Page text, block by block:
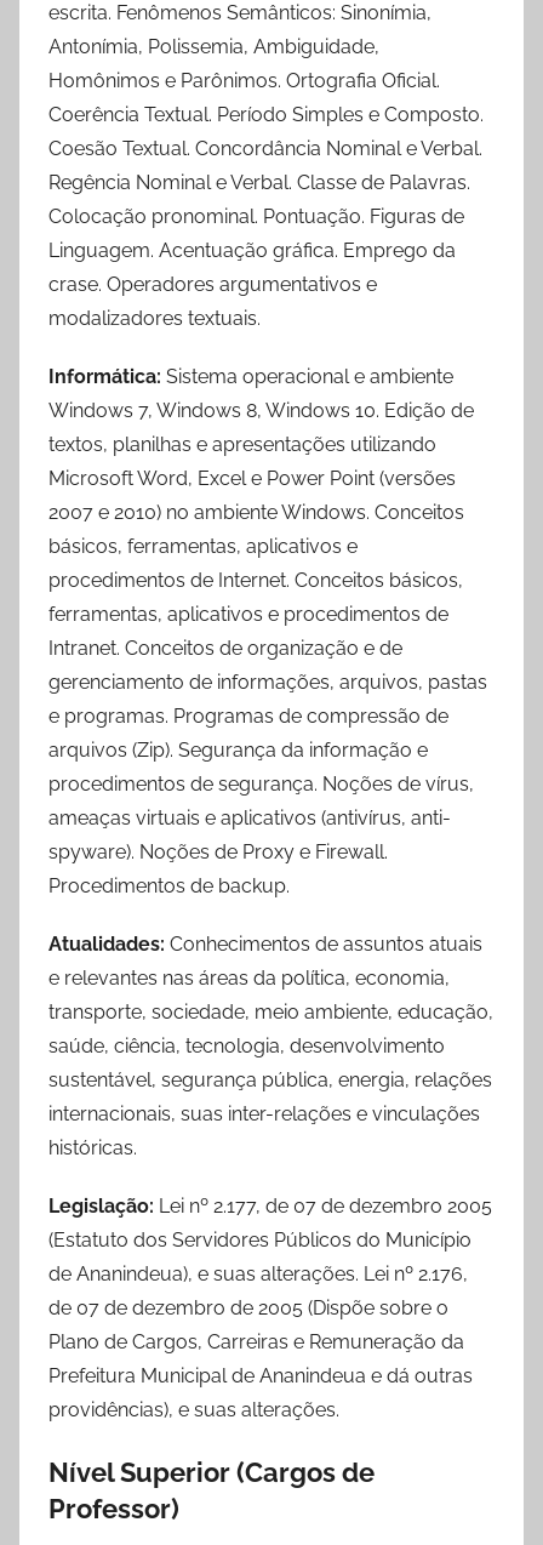
escrita. Fenômenos Semânticos: Sinonímia,
Antonímia, Polissemia, Ambiguidade,
Homônimos e Parônimos. Ortografia Oficial.
Coerência Textual. Período Simples e Composto.
Coesão Textual. Concordância Nominal e Verbal.
Regência Nominal e Verbal. Classe de Palavras.
Colocação pronominal. Pontuação. Figuras de
Linguagem. Acentuação gráfica. Emprego da
crase. Operadores argumentativos e
modalizadores textuais.
Informática: Sistema operacional e ambiente
Windows 7, Windows 8, Windows 10. Edição de
textos, planilhas e apresentações utilizando
Microsoft Word, Excel e Power Point (versões
2007 e 2010) no ambiente Windows. Conceitos
básicos, ferramentas, aplicativos e
procedimentos de Internet. Conceitos básicos,
ferramentas, aplicativos e procedimentos de
Intranet. Conceitos de organização e de
gerenciamento de informações, arquivos, pastas
e programas. Programas de compressão de
arquivos (Zip). Segurança da informação e
procedimentos de segurança. Noções de vírus,
ameaças virtuais e aplicativos (antivírus, anti-
spyware). Noções de Proxy e Firewall.
Procedimentos de backup.
Atualidades: Conhecimentos de assuntos atuais
e relevantes nas áreas da política, economia,
transporte, sociedade, meio ambiente, educação,
saúde, ciência, tecnologia, desenvolvimento
sustentável, segurança pública, energia, relações
internacionais, suas inter-relações e vinculações
históricas.
Legislação: Lei nº 2.177, de 07 de dezembro 2005
(Estatuto dos Servidores Públicos do Município
de Ananindeua), e suas alterações. Lei nº 2.176,
de 07 de dezembro de 2005 (Dispõe sobre o
Plano de Cargos, Carreiras e Remuneração da
Prefeitura Municipal de Ananindeua e dá outras
providências), e suas alterações.
Nível Superior (Cargos de
Professor)